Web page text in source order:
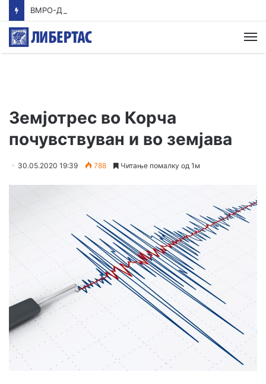
Земјотрес во Корча
почувствуван и во земјава
30.05.2020 19:39 788 Читање помалку од 1м